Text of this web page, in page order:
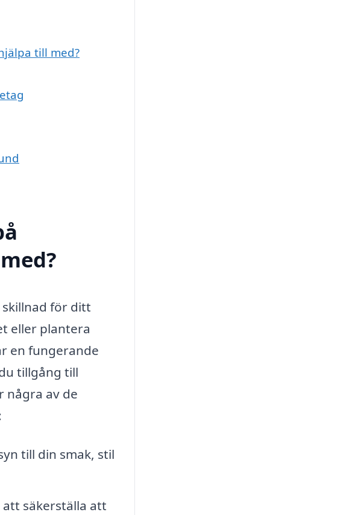
till med?
för ditt
eller plantera
en fungerande
tillgång till
några av de
till din smak, stil
säkerställa att